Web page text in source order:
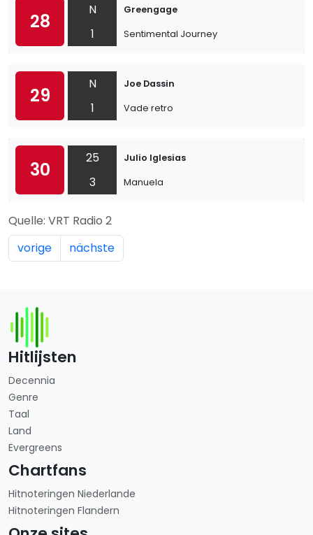
28
N
1
Greengage
Sentimental Journey
29
N
1
Joe Dassin
Vade retro
30
25
3
Julio Iglesias
Manuela
Quelle: VRT Radio 2
vorige
nächste
Hitlijsten
Decennia
Genre
Taal
Land
Evergreens
Chartfans
Hitnoteringen Niederlande
Hitnoteringen Flandern